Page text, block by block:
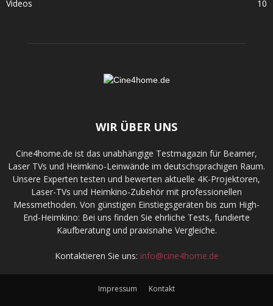
Videos
10
WIR ÜBER UNS
Cine4home.de ist das unabhängige Testmagazin für Beamer,
Laser TVs und Heimkino-Leinwände im deutschsprachigen Raum.
Unsere Experten testen und bewerten aktuelle 4K-Projektoren,
Laser-TVs und Heimkino-Zubehör mit professionellen
Messmethoden. Von günstigen Einstiegsgeräten bis zum High-
End-Heimkino: Bei uns finden Sie ehrliche Tests, fundierte
Kaufberatung und praxisnahe Vergleiche.
Kontaktieren Sie uns: info@cine4home.de
Impressum
Kontakt